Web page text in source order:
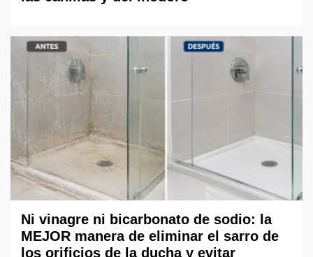
Ni vinagre ni bicarbonato de sodio: la
MEJOR manera de eliminar el sarro de
los orificios de la ducha y evitar